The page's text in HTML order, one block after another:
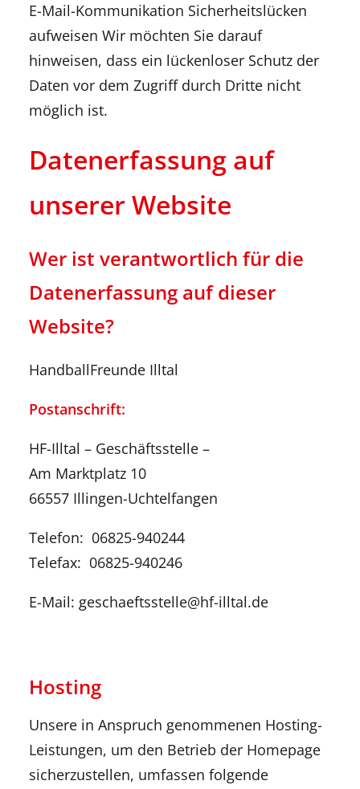
E-Mail-Kommunikation Sicherheitslücken
aufweisen Wir möchten Sie darauf
hinweisen, dass ein lückenloser Schutz der
Daten vor dem Zugriff durch Dritte nicht
möglich ist.
Datenerfassung auf
unserer Website
Wer ist verantwortlich für die
Datenerfassung auf dieser
Website?
HandballFreunde Illtal
Postanschrift:
HF-Illtal – Geschäftsstelle –
Am Marktplatz 10
66557 Illingen-Uchtelfangen
Telefon: 06825-940244
Telefax: 06825-940246
E-Mail: geschaeftsstelle@hf-illtal.de
Hosting
Unsere in Anspruch genommenen Hosting-
Leistungen, um den Betrieb der Homepage
sicherzustellen, umfassen folgende